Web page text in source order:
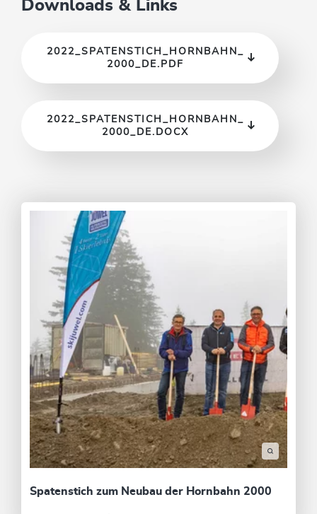
Downloads & Links
2022_SPATENSTICH_HORNBAHN_
2000_DE.PDF
2022_SPATENSTICH_HORNBAHN_
2000_DE.DOCX
Spatenstich zum Neubau der Hornbahn 2000